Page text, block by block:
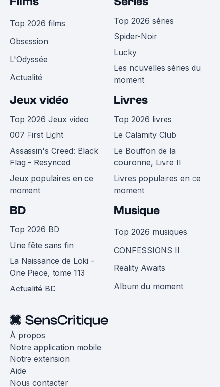
Top 2026 films
Obsession
L'Odyssée
Actualité
Top 2026 séries
Spider-Noir
Lucky
Les nouvelles séries du
moment
Jeux vidéo
Top 2026 Jeux vidéo
007 First Light
Assassin's Creed: Black
Flag - Resynced
Jeux populaires en ce
moment
Livres
Top 2026 livres
Le Calamity Club
Le Bouffon de la
couronne, Livre II
Livres populaires en ce
moment
BD
Top 2026 BD
Une fête sans fin
La Naissance de Loki -
One Piece, tome 113
Actualité BD
Musique
Top 2026 musiques
CONFESSIONS II
Reality Awaits
Album du moment
À propos
Notre application mobile
Notre extension
Aide
Nous contacter